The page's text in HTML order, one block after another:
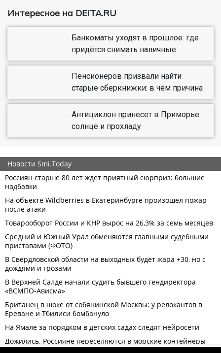
Интересное на DEITA.RU
Банкоматы уходят в прошлое: где
придётся снимать наличные
Пенсионеров призвали найти
старые сберкнижки: в чём причина
Антициклон принесет в Приморье
солнце и прохладу